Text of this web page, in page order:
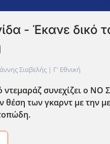
- Έκανε δικό
Σιαβελής | Γ' Εθνική
ντεμαράζ συνεχίζει ο ΝΟ
θέση των γκαρντ με την